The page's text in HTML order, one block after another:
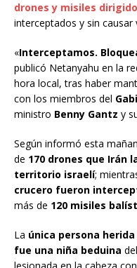
drones y misiles
interceptados y sin
«Interceptamos.
publicó Netanyahu en la
hora local, tras haber
con los miembros del
ministro Benny Gantz y
Según informó esta
de 170 drones que Irán
territorio israelí;
crucero fueron
más de 120 misiles
La única persona
fue una niña beduina